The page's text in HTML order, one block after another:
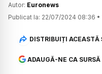
Autor: Euronews
Publicat la: 22/07/2024 08:36 •
DISTRIBUIȚI ACEASTĂ
ADAUGĂ-NE CA SURSĂ